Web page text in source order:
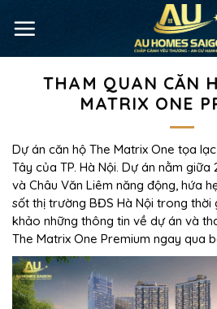
THAM QUAN CĂN
MATRIX ONE
Dự án căn hộ The Matrix One tọa
Tây của TP. Hà Nội. Dự án nằm
và Châu Văn Liêm năng động, hứa
sốt thị trường BĐS Hà Nội trong thời
khảo những thông tin về dự án và
The Matrix One Premium ngay qua